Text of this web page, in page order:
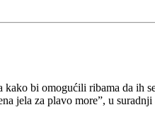
kako bi omogućili ribama da ih
jela za plavo more”, u suradnji